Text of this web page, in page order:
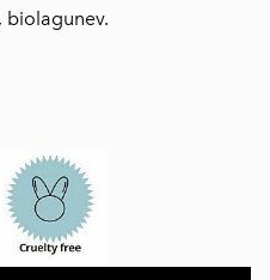
biolagunev.